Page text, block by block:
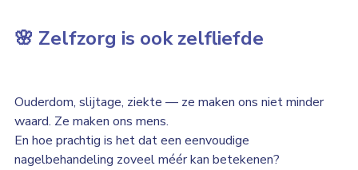
🌸 Zelfzorg is ook zelfliefde
Ouderdom, slijtage, ziekte — ze maken ons niet minder
waard. Ze maken ons mens.
En hoe prachtig is het dat een eenvoudige
nagelbehandeling zoveel méér kan betekenen?